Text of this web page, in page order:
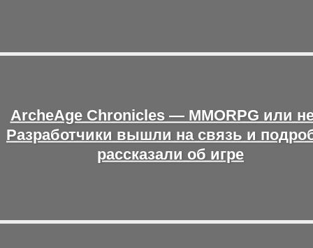
ArcheAge Chronicles — MMORPG или
Разработчики вышли на связь и
рассказали об игре